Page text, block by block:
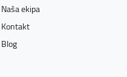
Naša ekipa
Kontakt
Blog